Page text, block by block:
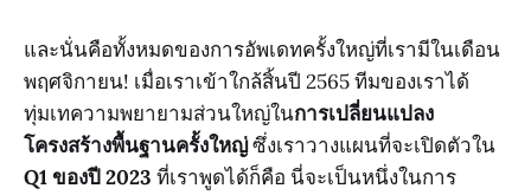
และนั่นคือทั้งหมดของการอัพเดทครั้งใหญ่ที่เรามีในเดือน
พฤศจิกายน! เมื่อเราเข้าใกล้สิ้นปี 2565 ทีมของเราได้
ทุ่มเทความพยายามส่วนใหญ่ในการเปลี่ยนแปลง
โครงสร้างพื้นฐานครั้งใหญ่ซึ่งเราวางแผนที่จะเปิดตัวใน
Q1 ของปี 2023 ที่เราพูดได้ก็คือ นี่จะเป็นหนึ่งในการ